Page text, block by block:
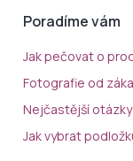
Poradíme vám
Jak pečovat o
Fotografie od
Nejčastější
Jak vybrat